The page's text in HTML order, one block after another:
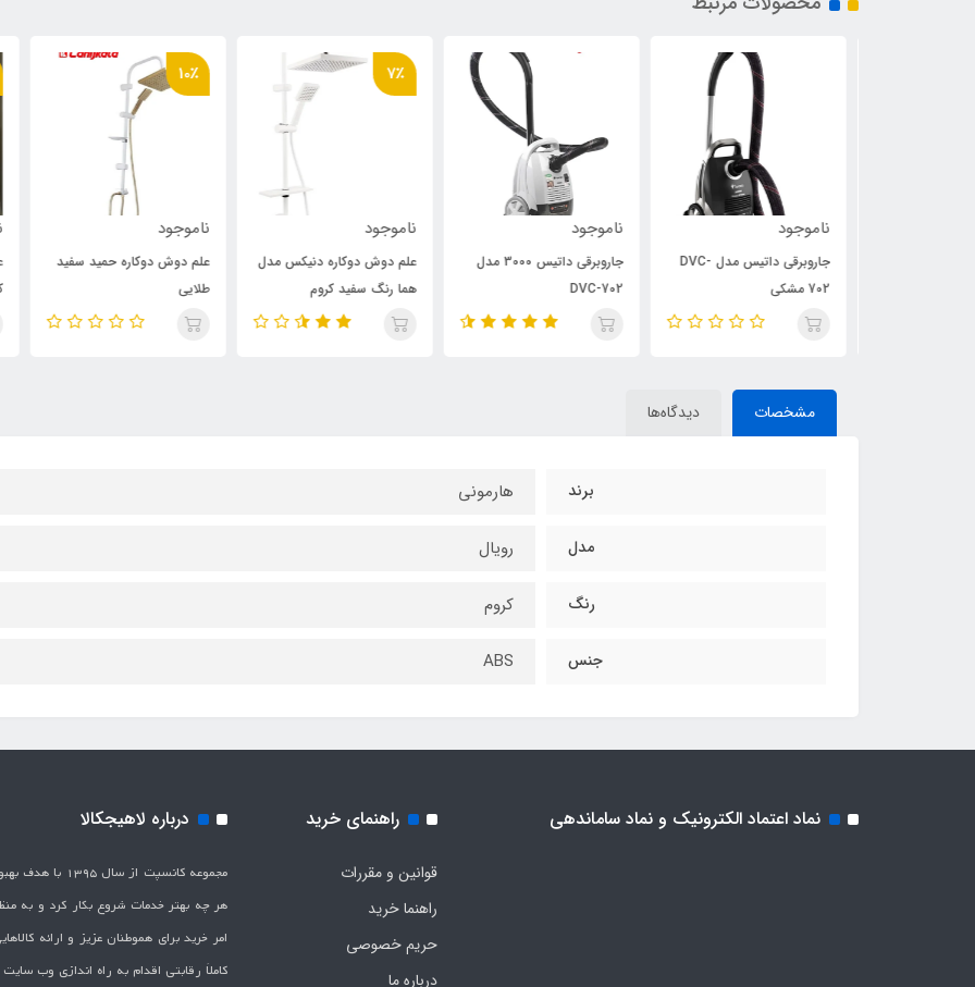
ناموجود
جاروبرقی داتیس مدل DVC-
702 مشکی
ناموجود
جاروبرقی داتیس 3000 مدل
DVC-702
7٪
ناموجود
علم دوش دوکاره دنیکس مدل
هما رنگ سفید کروم
10٪
ناموجود
علم دوش دوکاره حمید سفید
طلایی
مشخصات دیدگاه‌ها
برند هارمونی
مدل رویال
رنگ کروم
جنس ABS
نماد اعتماد الکترونیک و نماد ساماندهی راهنمای خرید
قوانین و مقررات
راهنما خرید
حریم خصوصی
درباره ما
درباره لاهیجکالا
مجموعه کانسپت از سال
هر چه بهتر خدمات شروع بکار کرد و به
امر خرید برای هموطنان عزیز و ارائه
کاملاَ رقابتی اقدام به راه اندازی وب